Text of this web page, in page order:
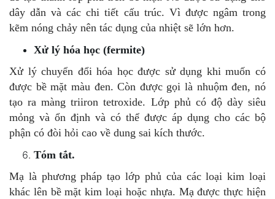
dây dẫn và các chi tiết cấu trúc. Vì được ngâm trong
kẽm nóng chảy nên tác dụng của nhiệt sẽ lớn hơn.
Xử lý hóa học (fermite)
Xử lý chuyển đổi hóa học được sử dụng khi muốn có
được bề mặt màu đen. Còn được gọi là nhuộm đen, nó
tạo ra màng triiron tetroxide. Lớp phủ có độ dày siêu
mỏng và ổn định và có thể được áp dụng cho các bộ
phận có đòi hỏi cao về dung sai kích thước.
Tóm tắt.
Mạ là phương pháp tạo lớp phủ của các loại kim loại
khác lên bề mặt kim loại hoặc nhựa. Mạ được thực hiện